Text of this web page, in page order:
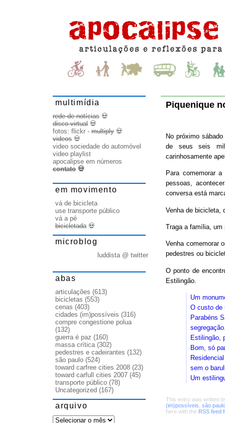
Piquenique
No próximo
de seus seis
carinhosamente
Para comemorar
pessoas,
conversa está
Venha de bicicleta,
Traga a família, um
Venha comemorar
pedestres ou
O ponto de
Estilingão.
Um
O custo de
Parabéns
Estilingão,
Bom, só
sem o
Um
This entry was written
(im)possíveis são paulo
here with the RSS feed
multimídia
rede de notícias 💀
disco virtual 💀
fotos: flickr - multiply 💀
videos 💀
video sociedade do automóvel
video playlist
apocalipse em números
contato 💀
em movimento
vá de bicicleta
use transporte público
vá a pé
bicicletada💀
microblog
luddista @ twitter
abas
articulações (613)
bicicletas (553)
cenas (403)
cidades (im)possíveis (316)
compre congestione polua
(132)
guerra é paz (160)
massa crítica(302)
pedestres e cadeirantes (132)
são paulo (524)
toward carfree cities 2008 (23)
toward carfull cities 2007 (45)
transporte público (78)
Uncategorized (167)
arquivo
arquivo